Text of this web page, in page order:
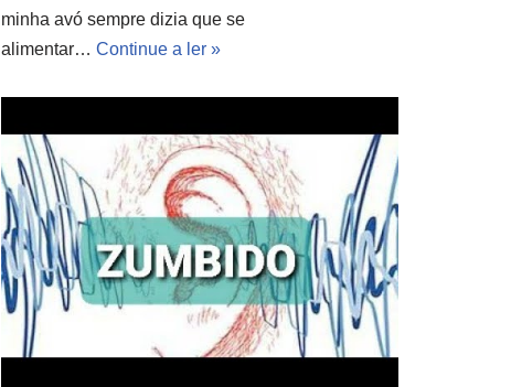
minha avó sempre dizia que se
alimentar… Continue a ler »